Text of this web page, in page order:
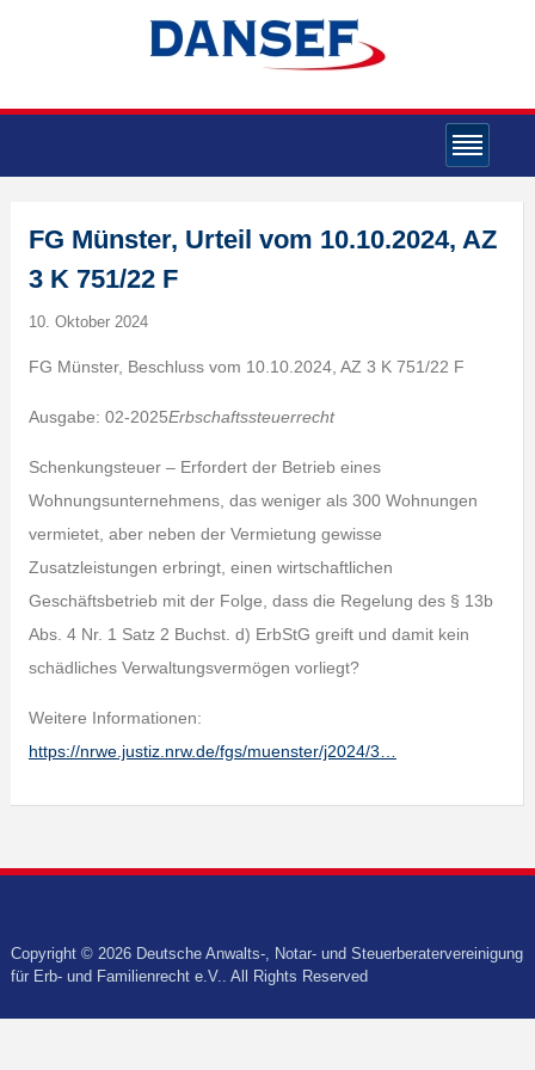
FG Münster, Urteil vom 10.10.2024, AZ
3 K 751/22 F
10. Oktober 2024
FG Münster, Beschluss vom 10.10.2024, AZ 3 K 751/22 F
Ausgabe: 02-2025Erbschaftssteuerrecht
Schenkungsteuer – Erfordert der Betrieb eines
Wohnungsunternehmens, das weniger als 300 Wohnungen
vermietet, aber neben der Vermietung gewisse
Zusatzleistungen erbringt, einen wirtschaftlichen
Geschäftsbetrieb mit der Folge, dass die Regelung des § 13b
Abs. 4 Nr. 1 Satz 2 Buchst. d) ErbStG greift und damit kein
schädliches Verwaltungsvermögen vorliegt?
Weitere Informationen:
https://nrwe.justiz.nrw.de/fgs/muenster/j2024/3…
Copyright © 2026 Deutsche Anwalts-, Notar- und Steuerberatervereinigung
für Erb- und Familienrecht e.V.. All Rights Reserved